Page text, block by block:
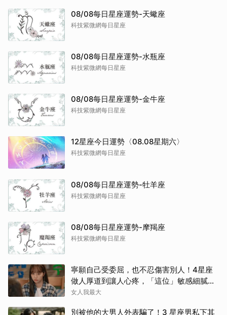
08/08每日星座運勢-天蠍座
科技紫微網每日星座
08/08每日星座運勢-水瓶座
科技紫微網每日星座
08/08每日星座運勢-金牛座
科技紫微網每日星座
12星座今日運勢〈08.08星期六〉
科技紫微網每日星座
08/08每日星座運勢-牡羊座
科技紫微網每日星座
08/08每日星座運勢-摩羯座
科技紫微網每日星座
寧願自己受委屈，也不忍傷害別人！4星座
做人厚道到讓人心疼，「這位」敏感細膩搞
得自己不斷內耗
女人我最大
別被他的大男人外表騙了！3 星座男私下其